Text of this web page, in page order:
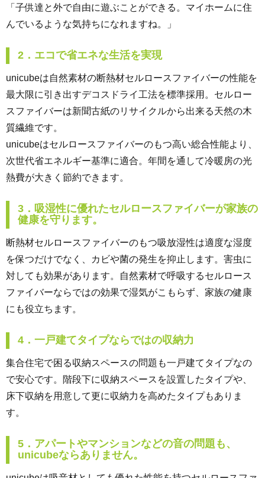
「子供達と外で自由に遊ぶことができる。マイホームに住
んでいるような気持ちになれますね。」
2．エコで省エネな生活を実現
unicubeは自然素材の断熱材セルロースファイバーの性能を
最大限に引き出すデコスドライ工法を標準採用。セルロー
スファイバーは新聞古紙のリサイクルから出来る天然の木
質繊維です。
unicubeはセルロースファイバーのもつ高い総合性能より、
次世代省エネルギー基準に適合。年間を通して冷暖房の光
熱費が大きく節約できます。
3．吸湿性に優れたセルロースファイバーが家族の
健康を守ります。
断熱材セルロースファイバーのもつ吸放湿性は適度な湿度
を保つだけでなく、カビや菌の発生を抑止します。害虫に
対しても効果があります。自然素材で呼吸するセルロース
ファイバーならではの効果で湿気がこもらず、家族の健康
にも役立ちます。
4．一戸建てタイプならではの収納力
集合住宅で困る収納スペースの問題も一戸建てタイプなの
で安心です。階段下に収納スペースを設置したタイプや、
床下収納を用意して更に収納力を高めたタイプもありま
す。
5．アパートやマンションなどの音の問題も、
unicubeならありません。